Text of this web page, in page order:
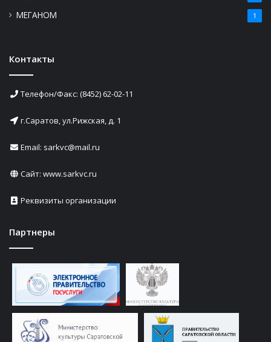
МЕГАНОМ 1
Контакты
Телефон/Факс: (8452) 62-02-11
г.Саратов, ул.Рижская, д. 1
Email: sarkvc@mail.ru
Сайт: www.sarkvc.ru
Реквизиты организации
Партнеры